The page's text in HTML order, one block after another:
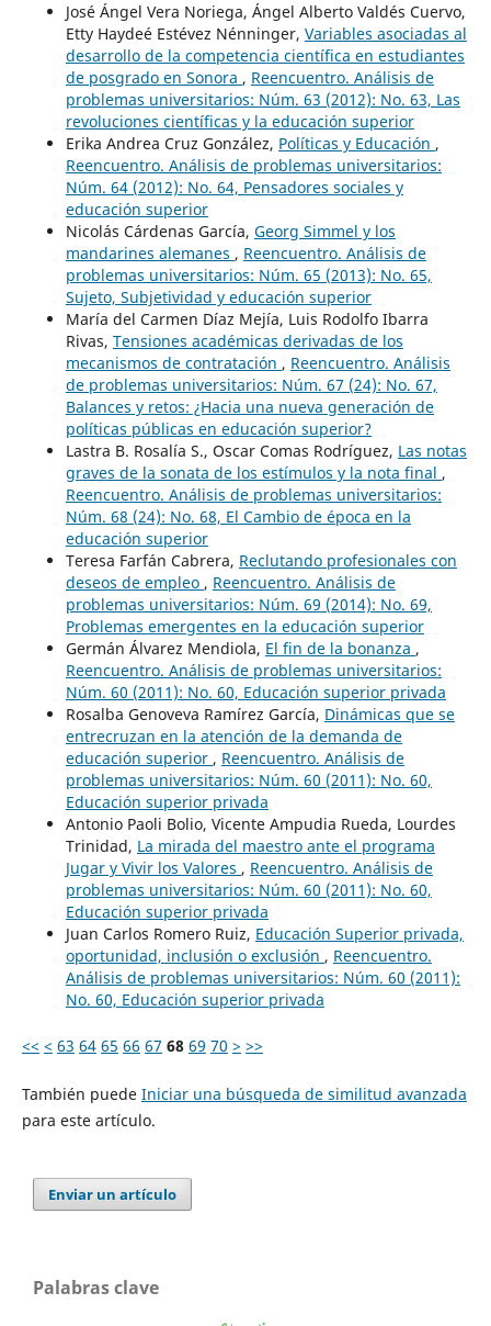
José Ángel Vera Noriega, Ángel Alberto Valdés Cuervo,
Etty Haydeé Estévez Nénninger, Variables asociadas al
desarrollo de la competencia científica en estudiantes
de posgrado en Sonora , Reencuentro. Análisis de
problemas universitarios: Núm. 63 (2012): No. 63, Las
revoluciones científicas y la educación superior
Erika Andrea Cruz González, Políticas y Educación ,
Reencuentro. Análisis de problemas universitarios:
Núm. 64 (2012): No. 64, Pensadores sociales y
educación superior
Nicolás Cárdenas García, Georg Simmel y los
mandarines alemanes , Reencuentro. Análisis de
problemas universitarios: Núm. 65 (2013): No. 65,
Sujeto, Subjetividad y educación superior
María del Carmen Díaz Mejía, Luis Rodolfo Ibarra
Rivas, Tensiones académicas derivadas de los
mecanismos de contratación , Reencuentro. Análisis
de problemas universitarios: Núm. 67 (24): No. 67,
Balances y retos: ¿Hacia una nueva generación de
políticas públicas en educación superior?
Lastra B. Rosalía S., Oscar Comas Rodríguez, Las notas
graves de la sonata de los estímulos y la nota final ,
Reencuentro. Análisis de problemas universitarios:
Núm. 68 (24): No. 68, El Cambio de época en la
educación superior
Teresa Farfán Cabrera, Reclutando profesionales con
deseos de empleo , Reencuentro. Análisis de
problemas universitarios: Núm. 69 (2014): No. 69,
Problemas emergentes en la educación superior
Germán Álvarez Mendiola, El fin de la bonanza ,
Reencuentro. Análisis de problemas universitarios:
Núm. 60 (2011): No. 60, Educación superior privada
Rosalba Genoveva Ramírez García, Dinámicas que se
entrecruzan en la atención de la demanda de
educación superior , Reencuentro. Análisis de
problemas universitarios: Núm. 60 (2011): No. 60,
Educación superior privada
Antonio Paoli Bolio, Vicente Ampudia Rueda, Lourdes
Trinidad, La mirada del maestro ante el programa
Jugar y Vivir los Valores , Reencuentro. Análisis de
problemas universitarios: Núm. 60 (2011): No. 60,
Educación superior privada
Juan Carlos Romero Ruiz, Educación Superior privada,
oportunidad, inclusión o exclusión , Reencuentro.
Análisis de problemas universitarios: Núm. 60 (2011):
No. 60, Educación superior privada
<< < 63 64 65 66 67 68 69 70 > >>
También puede Iniciar una búsqueda de similitud avanzada
para este artículo.
Enviar un artículo
Palabras clave